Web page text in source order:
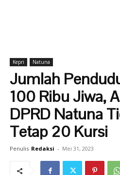
Kepri Natuna
Jumlah
100 Ribu Jiwa,
DPRD Natuna
Tetap 20 Kursi
Penulis Redaksi - Mei 31, 2023